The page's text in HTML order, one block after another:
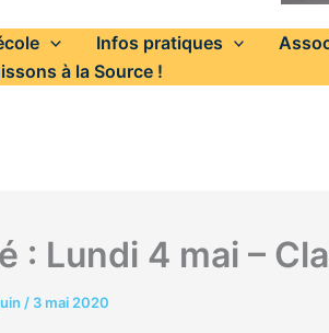
Infos pratiques
à la Source !
: Lundi 4 mai –
/ 3 mai 2020